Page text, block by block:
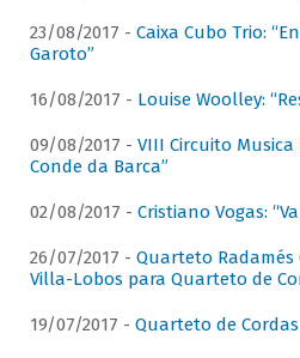
23/08/2017 - Caixa Cubo Trio:
Garoto”
16/08/2017 - Louise Woolley:
09/08/2017 - VIII Circuito Musica
Conde da Barca”
02/08/2017 - Cristiano Vogas:
26/07/2017 - Quarteto Radamés
Villa-Lobos para Quarteto de
19/07/2017 - Quarteto de